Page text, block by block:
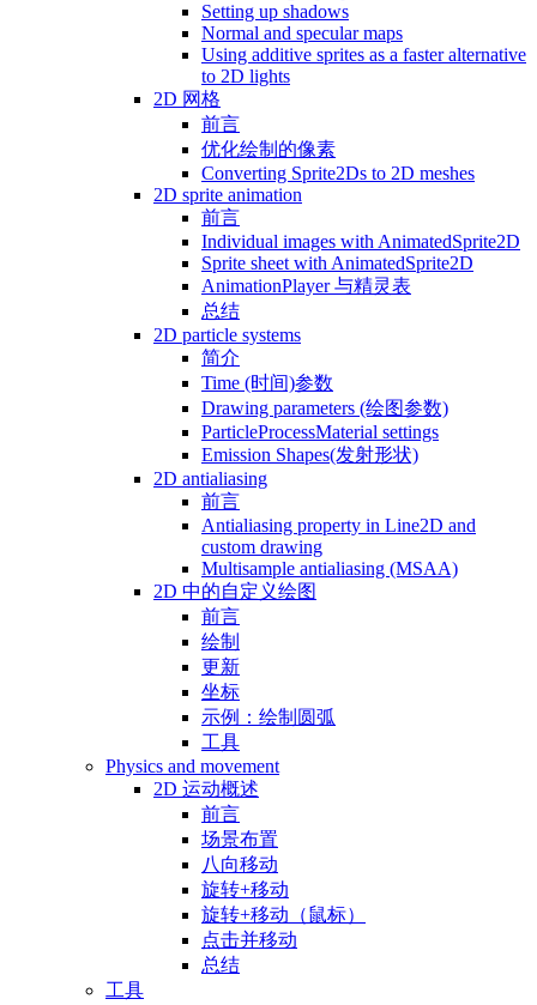
Setting up shadows
Normal and specular maps
Using additive sprites as a faster alternative
to 2D lights
2D 网格
前言
优化绘制的像素
Converting Sprite2Ds to 2D meshes
2D sprite animation
前言
Individual images with AnimatedSprite2D
Sprite sheet with AnimatedSprite2D
AnimationPlayer 与精灵表
总结
2D particle systems
简介
Time (时间)参数
Drawing parameters (绘图参数)
ParticleProcessMaterial settings
Emission Shapes(发射形状)
2D antialiasing
前言
Antialiasing property in Line2D and
custom drawing
Multisample antialiasing (MSAA)
2D 中的自定义绘图
前言
绘制
更新
坐标
示例：绘制圆弧
工具
Physics and movement
2D 运动概述
前言
场景布置
八向移动
旋转+移动
旋转+移动（鼠标）
点击并移动
总结
工具